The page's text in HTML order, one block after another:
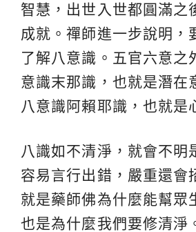
智慧，出世入世都圓滿之
成就。禪師進一步說明，
了解八意識。五官六意之
意識末那識，也就是潛在
八意識阿賴耶識，也就是
八識如不清淨，就會不明
容易言行出錯，嚴重還會
就是藥師佛為什麼能幫眾
也是為什麼我們要修清淨